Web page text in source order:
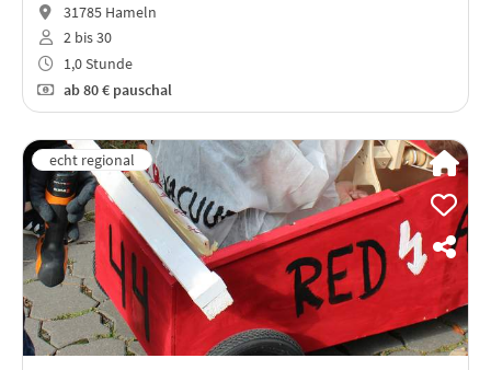
31785 Hameln
2 bis 30
1,0 Stunde
ab80 € pauschal